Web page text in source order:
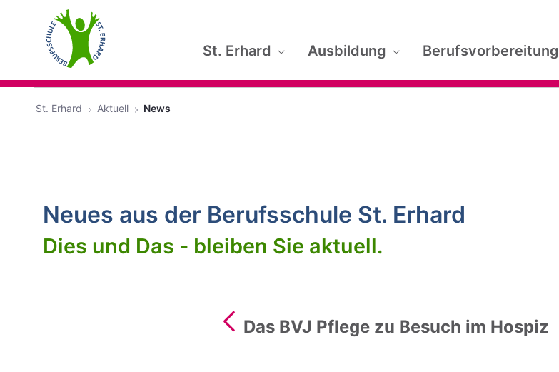
Zum Hauptinhalt springen
St. Erhard Ausbildung Berufsvorbereitung
St. Erhard Aktuell News
Neues aus der Berufsschule St. Erhard
Dies und Das - bleiben Sie aktuell.
Das BVJ Pflege zu Besuch im Hospiz